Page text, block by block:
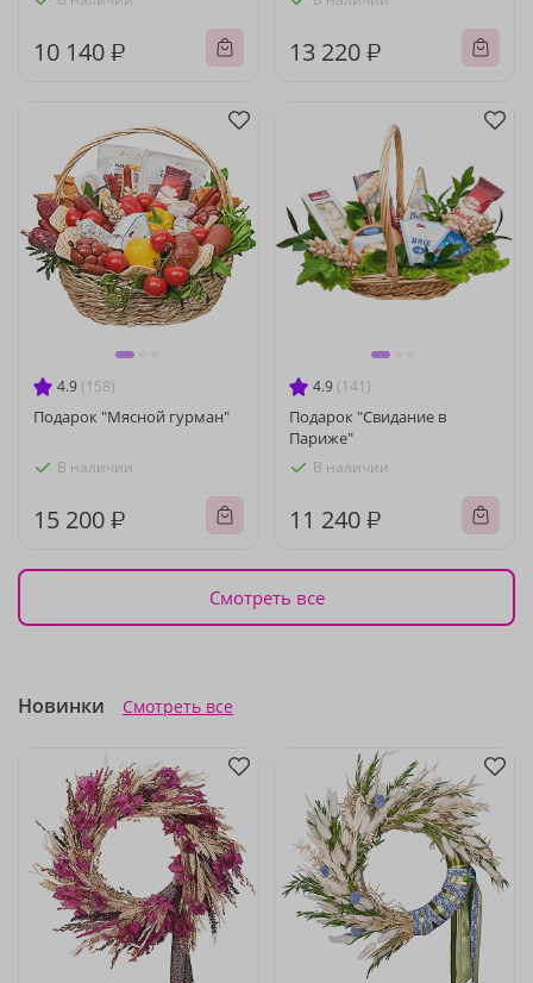
10 140 ₽ 13 220 ₽
4.9 (158)
Подарок "Мясной гурман"
В наличии
15 200 ₽
4.9 (141)
Подарок "Свидание в
Париже"
В наличии
11 240 ₽
Смотреть все
Новинки Смотреть все